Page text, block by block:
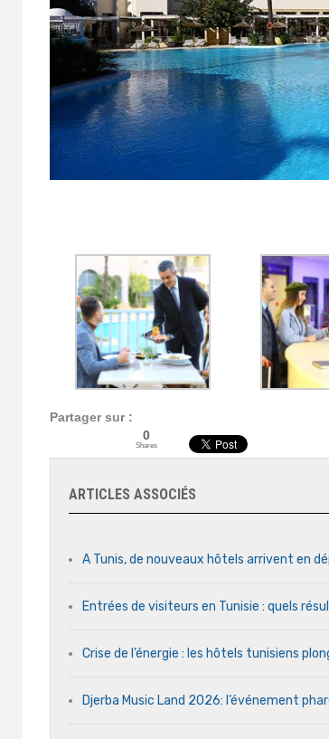
Partager sur :
0
Shares
ARTICLES ASSOCIÉS
A Tunis, de nouveaux hôtels arrivent en
Entrées de visiteurs en Tunisie : quels
Crise de l’énergie : les hôtels tunisiens
Djerba Music Land 2026: l’événement